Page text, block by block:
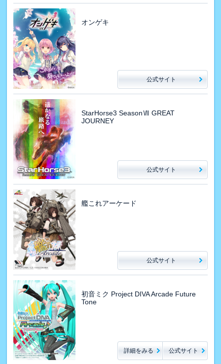
オンゲキ
公式サイト
StarHorse3 SeasonⅦ GREAT
JOURNEY
公式サイト
艦これアーケード
公式サイト
初音ミク Project DIVA Arcade Future
Tone
詳細をみる 公式サイト